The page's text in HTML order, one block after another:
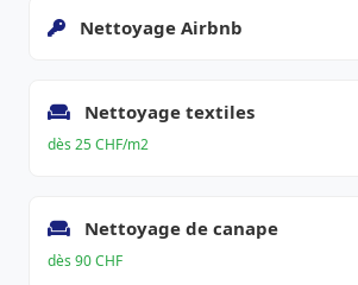
Nettoyage Airbnb
Nettoyage textiles
dès 25 CHF/m2
Nettoyage de canape
dès 90 CHF